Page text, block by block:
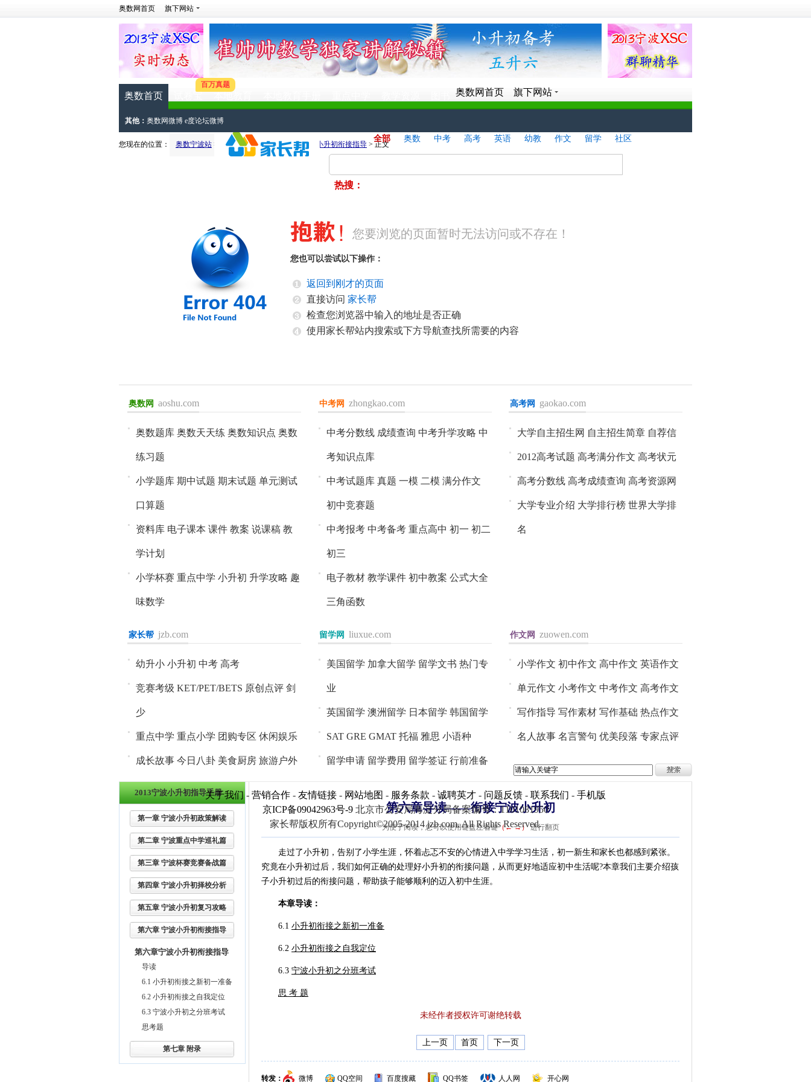
奥数网首页 旗下网站
奥数首页
百万真题
奥数网首页 旗下网站
全部 奥数 中考 高考 英语 幼教 作文 留学 社区
热搜：
您要浏览的页面暂时无法访问或不存在！
您也可以尝试以下操作：
返回到刚才的页面
直接访问 家长帮
检查您浏览器中输入的地址是否正确
使用家长帮站内搜索或下方导航查找所需要的内容
奥数网 aoshu.com
进入>>
奥数题库 奥数天天练 奥数知识点 奥数
练习题
小学题库 期中试题 期末试题 单元测试
口算题
资料库 电子课本 课件 教案 说课稿 教
学计划
小学杯赛 重点中学 小升初 升学攻略 趣
味数学
中考网 zhongkao.com
进入>>
中考分数线 成绩查询 中考升学攻略 中
考知识点库
中考试题库 真题 一模 二模 满分作文
初中竞赛题
中考报考 中考备考 重点高中 初一 初二
初三
电子教材 教学课件 初中教案 公式大全
三角函数
高考网 gaokao.com
进入>>
大学自主招生网 自主招生简章 自荐信
2012高考试题 高考满分作文 高考状元
高考分数线 高考成绩查询 高考资源网
大学专业介绍 大学排行榜 世界大学排
名
家长帮 jzb.com
进入>>
幼升小 小升初 中考 高考
竞赛考级 KET/PET/BETS 原创点评 剑
少
重点中学 重点小学 团购专区 休闲娱乐
成长故事 今日八卦 美食厨房 旅游户外
留学网 liuxue.com
进入>>
美国留学 加拿大留学 留学文书 热门专
业
英国留学 澳洲留学 日本留学 韩国留学
SAT GRE GMAT 托福 雅思 小语种
留学申请 留学费用 留学签证 行前准备
作文网 zuowen.com
进入>>
小学作文 初中作文 高中作文 英语作文
单元作文 小考作文 中考作文 高考作文
写作指导 写作素材 写作基础 热点作文
名人故事 名言警句 优美段落 专家点评
关于我们- 营销合作 - 友情链接 - 网站地图 - 服务条款 - 诚聘英才 - 问题反馈 - 联系我们 - 手机版
京ICP备09042963号-9 北京市公安局海淀分局备案编号：1101081950
家长帮版权所有Copyright©2005-2014 jzb.com. All Rights Reserved.
其他： 奥数网微博 e度论坛微博
您现在的位置： 奥数宁波站 > 宁波小升初手册> 第六章 宁波小升初衔接指导 > 正文
2013宁波小升初指导手册
第一章 宁波小升初政策解读
第二章 宁波重点中学巡礼篇
第三章 宁波杯赛竞赛备战篇
第四章 宁波小升初择校分析
第五章 宁波小升初复习攻略
第六章 宁波小升初衔接指导
第六章宁波小升初衔接指导
导读
6.1 小升初衔接之新初一准备
6.2 小升初衔接之自我定位
6.3 宁波小升初之分班考试
思考题
第七章 附录
第六章导读——衔接宁波小升初
为便于阅读，您可以使用键盘左右键（← →）进行翻页
走过了小升初，告别了小学生涯，怀着忐忑不安的心情进入中学学习生活，初一新生和家长也都感到紧张。
究竟在小升初过后，我们如何正确的处理好小升初的衔接问题，从而更好地适应初中生活呢?本章我们主要介绍孩
子小升初过后的衔接问题，帮助孩子能够顺利的迈入初中生涯。
本章导读：
6.1 小升初衔接之新初一准备
6.2 小升初衔接之自我定位
6.3 宁波小升初之分班考试
思 考 题
未经作者授权许可谢绝转载
上一页 首页 下一页
转发： 微博 QQ空间 百度搜藏 QQ书签 人人网 开心网